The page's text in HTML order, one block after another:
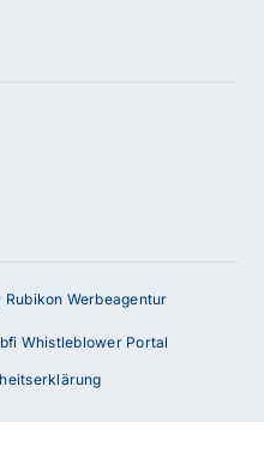
Rubikon Werbeagentur
bfi Whistleblower Portal